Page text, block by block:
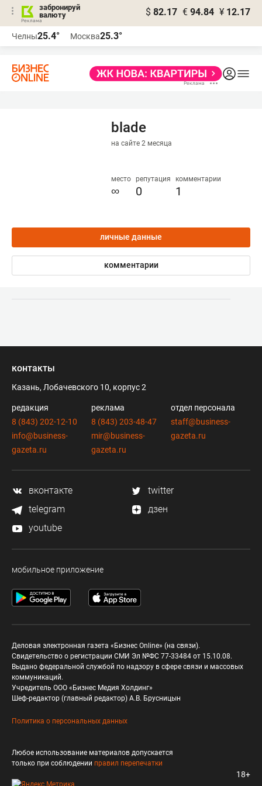
забронируй
валюту
$ 82.17 € 94.84 ¥ 12.17
Челны25.4° Москва25.3°
blade
на сайте 2 месяца
место
∞
репутация
0
комментарии
1
личные данные
комментарии
контакты
Казань, Лобачевского 10, корпус 2
редакция
8 (843) 202-12-10
info@business-
gazeta.ru
реклама
8 (843) 203-48-47
mir@business-
gazeta.ru
отдел персонала
staff@business-
gazeta.ru
вконтакте
twitter
telegram
дзен
youtube
мобильное приложение
Деловая электронная газета «Бизнес Online» (на связи).
Свидетельство о регистрации СМИ Эл №ФС 77-33484 от 15.10.08.
Выдано федеральной службой по надзору в сфере связи и массовых
коммуникаций.
Учредитель ООО «Бизнес Медия Холдинг»
Шеф-редактор (главный редактор) А.В. Брусницын
Политика о персональных данных
Любое использование материалов допускается
только при соблюдении правил перепечатки
18+